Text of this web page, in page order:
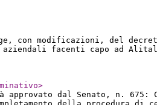
con modificazioni, del
facenti capo ad
>
dal Senato, n. 675: